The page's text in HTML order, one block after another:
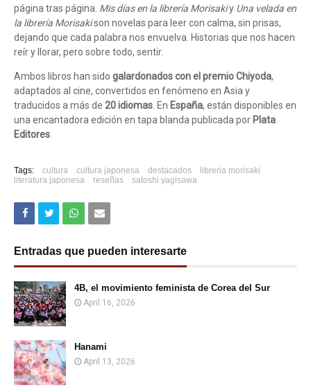
página tras página. Mis días en la librería Morisakiy Una velada en
la librería Morisakison novelas para leer con calma, sin prisas,
dejando que cada palabra nos envuelva. Historias que nos hacen
reír y llorar, pero sobre todo, sentir.
Ambos libros han sido galardonados con el premio Chiyoda,
adaptados al cine, convertidos en fenómeno en Asia y
traducidos a más de 20 idiomas . En España, están disponibles en
una encantadora edición en tapa blanda publicada por Plata
Editores
Tags: cultura cultura japonesa destacados
libreria morisaki
literatura japonesa
reseñas satoshi yagisawa
Entradas que pueden interesarte
4B, el movimiento feminista de Corea del Sur
April 16, 2026
Hanami
April 13, 2026